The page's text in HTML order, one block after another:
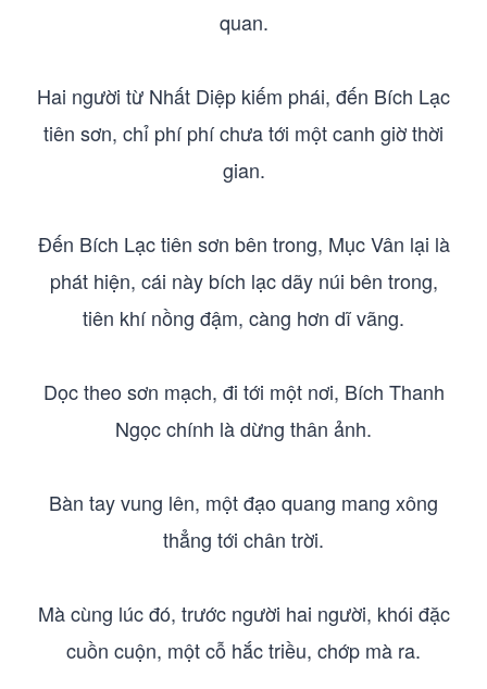
quan.
Hai người từ Nhất Diệp kiếm phái, đến Bích Lạc
tiên sơn, chỉ phí phí chưa tới một canh giờ thời
gian.
Đến Bích Lạc tiên sơn bên trong, Mục Vân lại là
phát hiện, cái này bích lạc dãy núi bên trong,
tiên khí nồng đậm, càng hơn dĩ vãng.
Dọc theo sơn mạch, đi tới một nơi, Bích Thanh
Ngọc chính là dừng thân ảnh.
Bàn tay vung lên, một đạo quang mang xông
thẳng tới chân trời.
Mà cùng lúc đó, trước người hai người, khói đặc
cuồn cuộn, một cỗ hắc triều, chớp mà ra.